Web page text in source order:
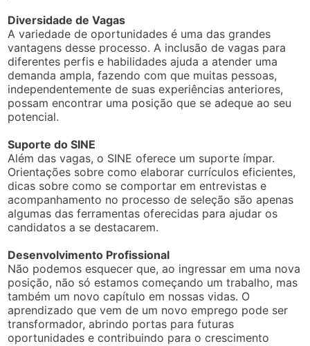
Diversidade de Vagas
A variedade de oportunidades é uma das grandes
vantagens desse processo. A inclusão de vagas para
diferentes perfis e habilidades ajuda a atender uma
demanda ampla, fazendo com que muitas pessoas,
independentemente de suas experiências anteriores,
possam encontrar uma posição que se adeque ao seu
potencial.
Suporte do SINE
Além das vagas, o SINE oferece um suporte ímpar.
Orientações sobre como elaborar currículos eficientes,
dicas sobre como se comportar em entrevistas e
acompanhamento no processo de seleção são apenas
algumas das ferramentas oferecidas para ajudar os
candidatos a se destacarem.
Desenvolvimento Profissional
Não podemos esquecer que, ao ingressar em uma nova
posição, não só estamos começando um trabalho, mas
também um novo capítulo em nossas vidas. O
aprendizado que vem de um novo emprego pode ser
transformador, abrindo portas para futuras
oportunidades e contribuindo para o crescimento